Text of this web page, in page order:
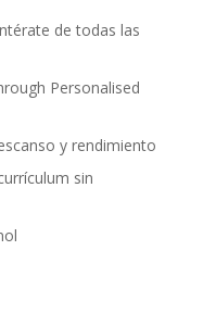
de todas las
Personalised
y rendimiento
sin